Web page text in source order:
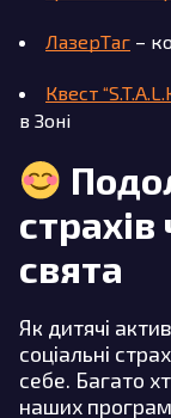
ЛазерТаг –
Квест
в Зоні
страхів
свята
Як дитячі
соціальні
себе. Багато
наших